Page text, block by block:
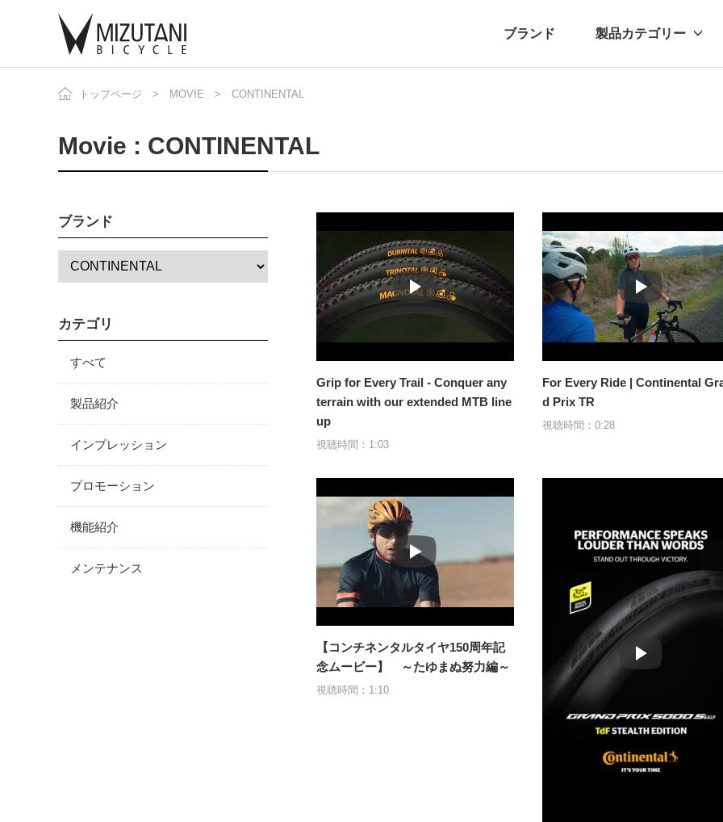
ブランド 製品カテゴリー
トップページ MOVIE CONTINENTAL
Movie : CONTINENTAL
Grip for Every Trail - Conquer any
terrain with our extended MTB line
up
視聴時間：1:03
For Every Ride | Continental
d Prix TR
視聴時間：0:28
【コンチネンタルタイヤ150周年記
念ムービー】 ～たゆまぬ努力編～
視聴時間：1:10
ブランド
カテゴリ
すべて
製品紹介
インプレッション
プロモーション
機能紹介
メンテナンス